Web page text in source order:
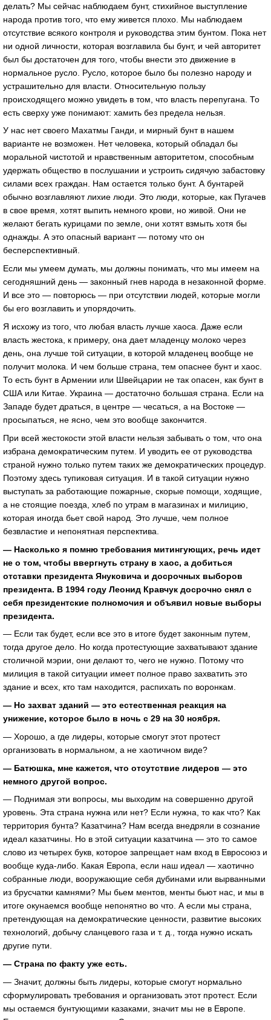
делать? Мы сейчас наблюдаем бунт, стихийное выступление
народа против того, что ему живется плохо. Мы наблюдаем
отсутствие всякого контроля и руководства этим бунтом. Пока нет
ни одной личности, которая возглавила бы бунт, и чей авторитет
был бы достаточен для того, чтобы внести это движение в
нормальное русло. Русло, которое было бы полезно народу и
устрашительно для власти. Относительную пользу
происходящего можно увидеть в том, что власть перепугана. То
есть сверху уже понимают: хамить без предела нельзя.
У нас нет своего Махатмы Ганди, и мирный бунт в нашем
варианте не возможен. Нет человека, который обладал бы
моральной чистотой и нравственным авторитетом, способным
удержать общество в послушании и устроить сидячую забастовку
силами всех граждан. Нам остается только бунт. А бунтарей
обычно возглавляют лихие люди. Это люди, которые, как Пугачев
в свое время, хотят выпить немного крови, но живой. Они не
желают бегать курицами по земле, они хотят взмыть хотя бы
однажды. А это опасный вариант — потому что он
бесперспективный.
Если мы умеем думать, мы должны понимать, что мы имеем на
сегодняшний день — законный гнев народа в незаконной форме.
И все это — повторюсь — при отсутствии людей, которые могли
бы его возглавить и упорядочить.
Я исхожу из того, что любая власть лучше хаоса. Даже если
власть жестока, к примеру, она дает младенцу молоко через
день, она лучше той ситуации, в которой младенец вообще не
получит молока. И чем больше страна, тем опаснее бунт и хаос.
То есть бунт в Армении или Швейцарии не так опасен, как бунт в
США или Китае. Украина — достаточно большая страна. Если на
Западе будет драться, в центре — чесаться, а на Востоке —
просыпаться, не ясно, чем это вообще закончится.
При всей жестокости этой власти нельзя забывать о том, что она
избрана демократическим путем. И уводить ее от руководства
страной нужно только путем таких же демократических процедур.
Поэтому здесь тупиковая ситуация. И в такой ситуации нужно
выступать за работающие пожарные, скорые помощи, ходящие,
а не стоящие поезда, хлеб по утрам в магазинах и милицию,
которая иногда бьет свой народ. Это лучше, чем полное
безвластие и непонятная перспектива.
— Насколько я помню требования митингующих, речь идет
не о том, чтобы ввергнуть страну в хаос, а добиться
отставки президента Януковича и досрочных выборов
президента. В 1994 году Леонид Кравчук досрочно снял с
себя президентские полномочия и объявил новые выборы
президента.
— Если так будет, если все это в итоге будет законным путем,
тогда другое дело. Но когда протестующие захватывают здание
столичной мэрии, они делают то, чего не нужно. Потому что
милиция в такой ситуации имеет полное право захватить это
здание и всех, кто там находится, распихать по воронкам.
— Но захват зданий — это естественная реакция на
унижение, которое было в ночь с 29 на 30 ноября.
— Хорошо, а где лидеры, которые смогут этот протест
организовать в нормальном, а не хаотичном виде?
— Батюшка, мне кажется, что отсутствие лидеров — это
немного другой вопрос.
— Поднимая эти вопросы, мы выходим на совершенно другой
уровень. Эта страна нужна или нет? Если нужна, то как что? Как
территория бунта? Казатчина? Нам всегда внедряли в сознание
идеал казатчины. Но в этой ситуации казатчина — это то самое
слово из четырех букв, которое запрещает нам вход в Евросоюз и
вообще куда-либо. Какая Европа, если наш идеал — хаотично
собранные люди, вооружающие себя дубинами или вырванными
из брусчатки камнями? Мы бьем ментов, менты бьют нас, и мы в
итоге окунаемся вообще непонятно во что. А если мы страна,
претендующая на демократические ценности, развитие высоких
технологий, добычу сланцевого газа и т. д., тогда нужно искать
другие пути.
— Страна по факту уже есть.
— Значит, должны быть лидеры, которые смогут нормально
сформулировать требования и организовать этот протест. Если
мы остаемся бунтующими казаками, значит мы не в Европе.